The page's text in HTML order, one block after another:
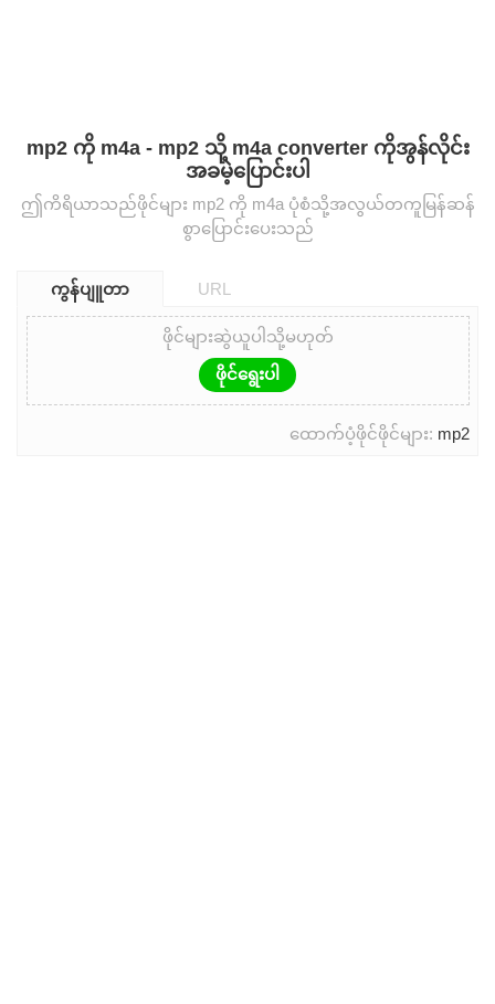
mp2 ကို m4a - mp2 သို့ m4a converter ကိုအွန်လိုင်း
အခမဲ့ပြောင်းပါ
ဤကိရိယာသည်ဖိုင်များ mp2 ကို m4a ပုံစံသို့အလွယ်တကူမြန်ဆန်
စွာပြောင်းပေးသည်
ကွန်ပျူတာ URL
ဖိုင်များဆွဲယူပါသို့မဟုတ်
ဖိုင်ရွေးပါ
ထောက်ပံ့ဖိုင်ဖိုင်များ: mp2